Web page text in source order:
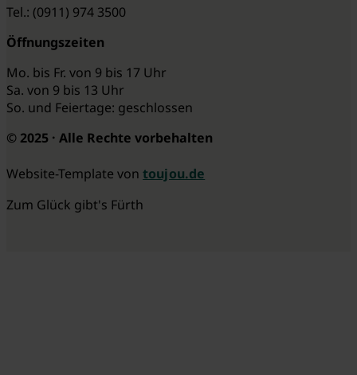
Tel.: (0911) 974 3500
Öffnungszeiten
Mo. bis Fr. von 9 bis 17 Uhr
Sa. von 9 bis 13 Uhr
So. und Feiertage: geschlossen
© 2025 · Alle Rechte vorbehalten
Website-Template von toujou.de
Zum Glück gibt's Fürth